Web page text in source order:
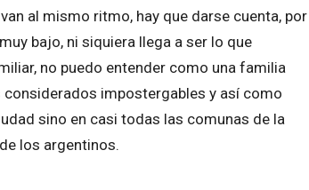
al mismo ritmo, hay que darse cuenta, por
bajo, ni siquiera llega a ser lo que
no puedo entender como una familia
impostergables y así como
sino en casi todas las comunas de la
los argentinos.